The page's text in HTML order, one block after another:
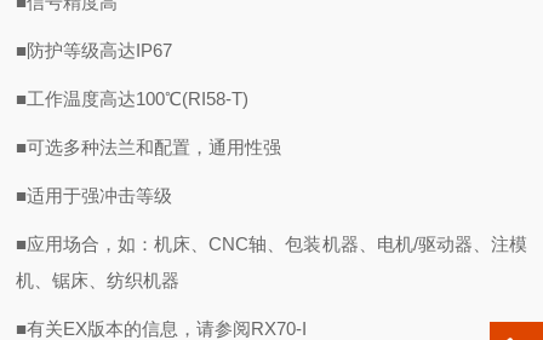
■防护等级高达IP67
■工作温度高达100℃(RI58-T)
■可选多种法兰和配置，通用性强
■适用于强冲击等级
■应用场合，如：机床、CNC轴、包装机器、电机/驱动器、注模
机、锯床、纺织机器
■有关EX版本的信息，请参阅RX70-I